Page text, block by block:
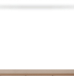
¿Ha